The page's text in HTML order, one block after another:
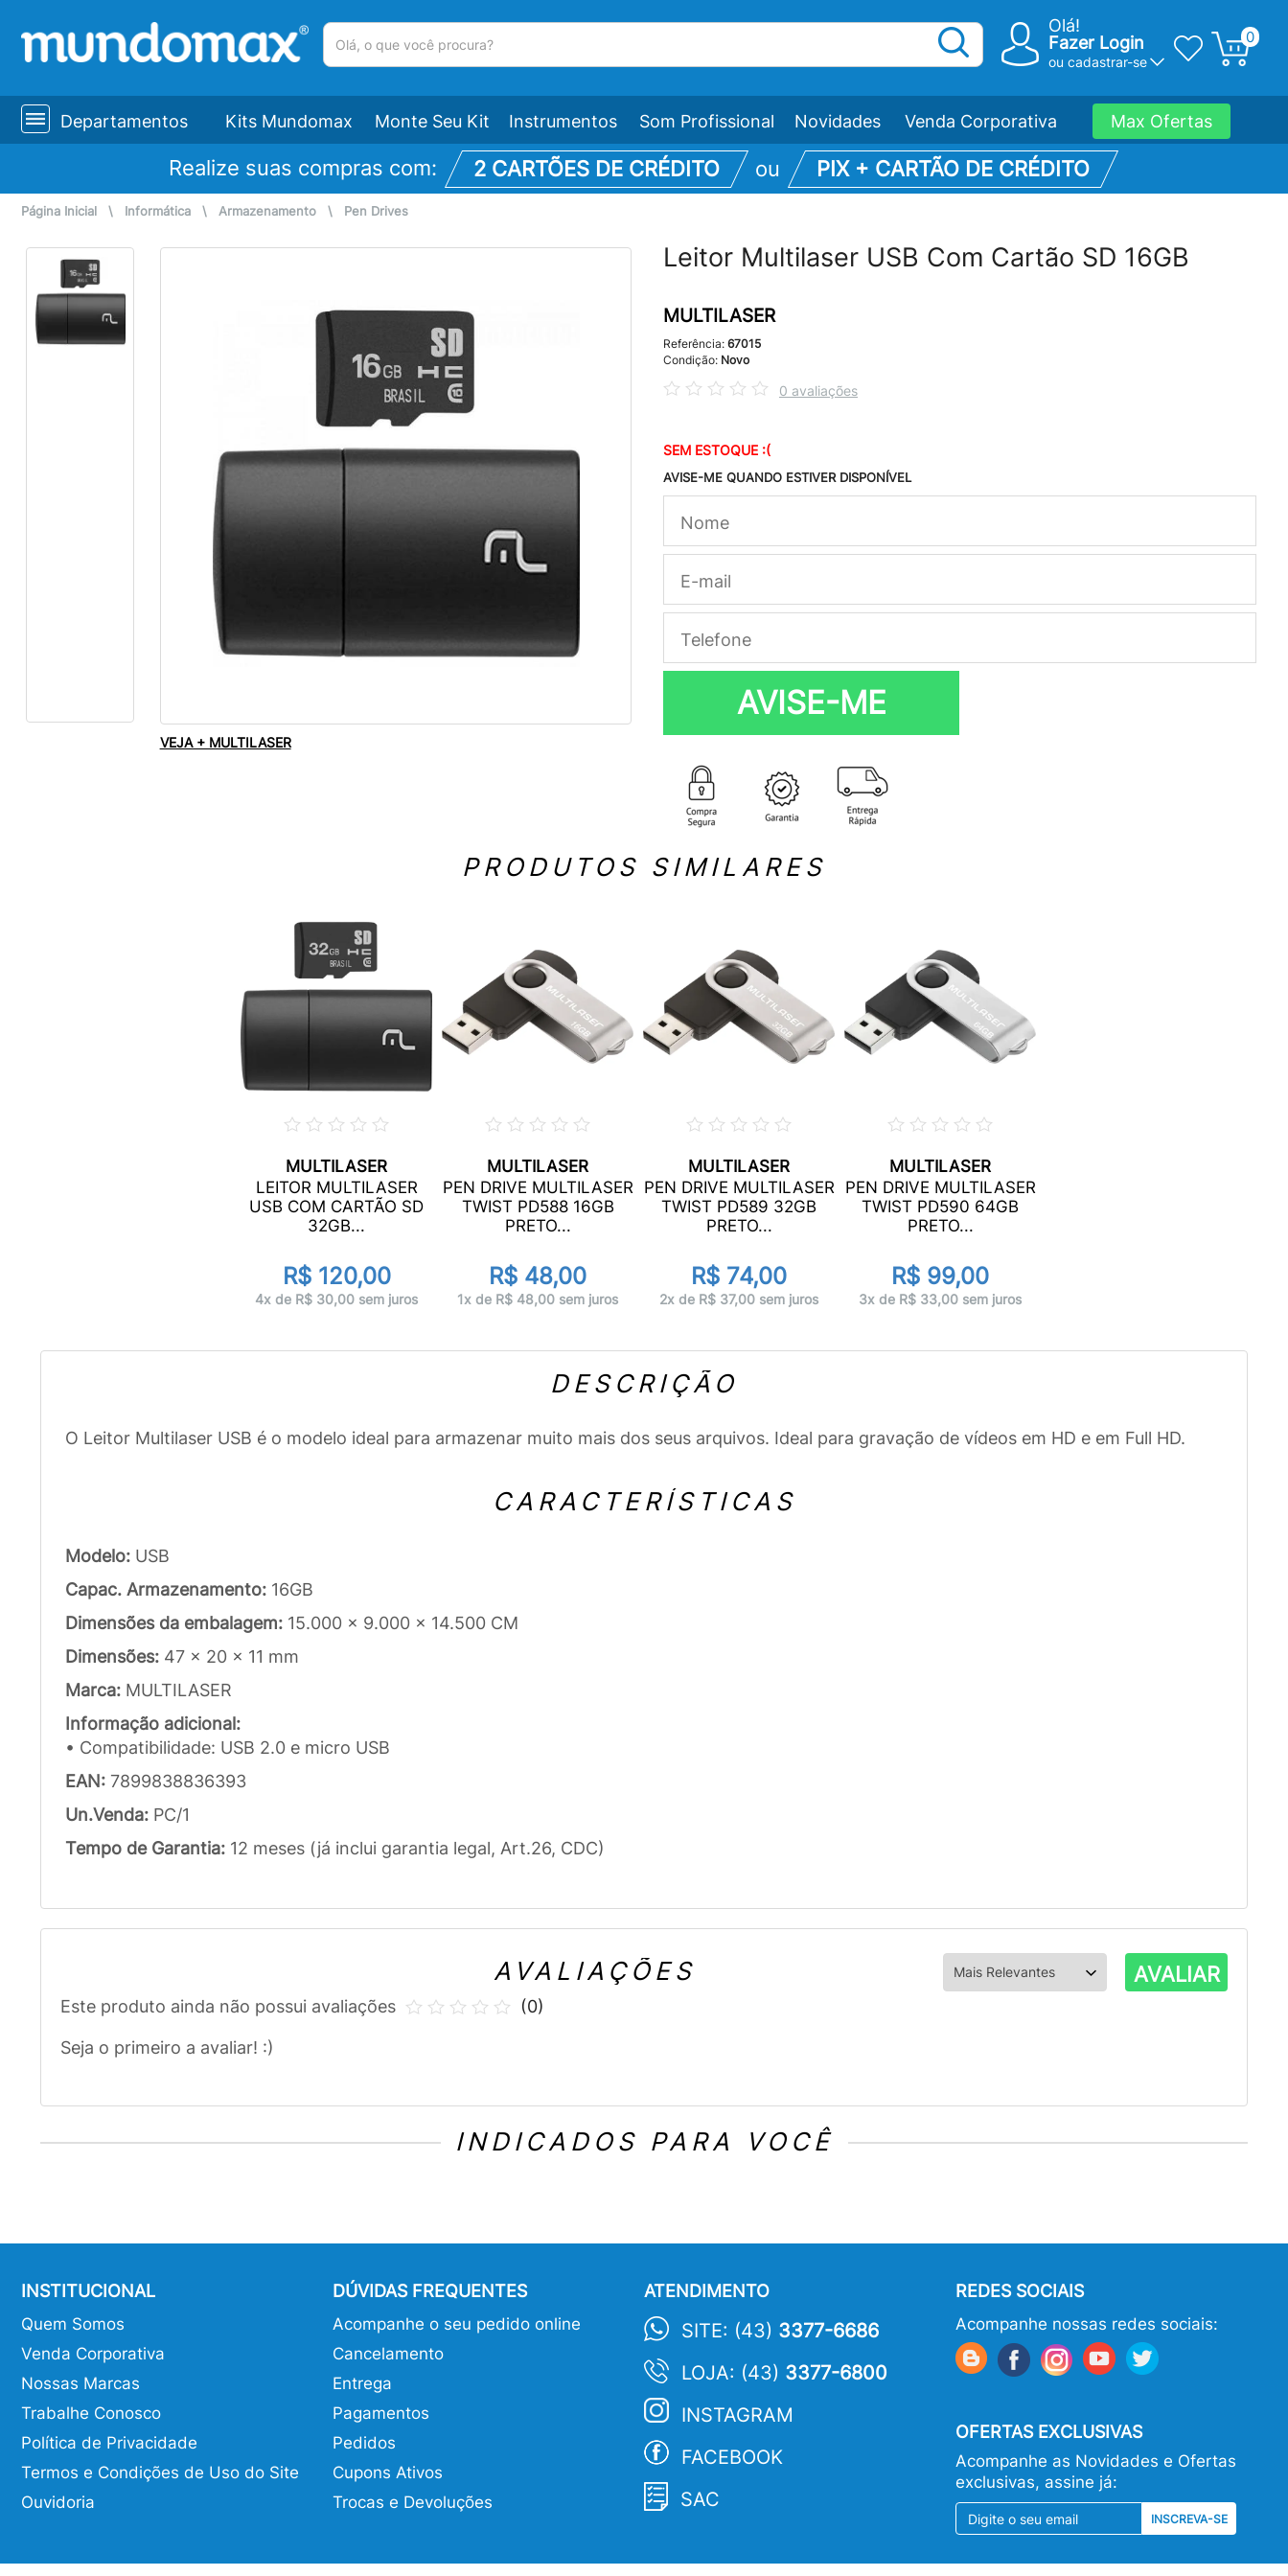
Olá!
Fazer Login
ou cadastrar-se
0
Departamentos Kits Mundomax Monte Seu Kit Instrumentos Som Profissional Novidades Venda Corporativa Max Ofertas
Realize suas compras com: 2 CARTÕES DE CRÉDITO ou PIX + CARTÃO DE CRÉDITO
Página Inicial \ Informática \ Armazenamento \ Pen Drives
VEJA + MULTILASER
Leitor Multilaser USB Com Cartão SD 16GB
MULTILASER
Referência: 67015
Condição: Novo
0 avaliações
SEM ESTOQUE :(
AVISE-ME QUANDO ESTIVER DISPONÍVEL
AVISE-ME
PRODUTOS SIMILARES
MULTILASER
LEITOR MULTILASER
USB COM CARTÃO SD
32GB...
R$ 120,00
4x de R$ 30,00 sem juros
MULTILASER
PEN DRIVE MULTILASER
TWIST PD588 16GB
PRETO...
R$ 48,00
1x de R$ 48,00 sem juros
MULTILASER
PEN DRIVE MULTILASER
TWIST PD589 32GB
PRETO...
R$ 74,00
2x de R$ 37,00 sem juros
MULTILASER
PEN DRIVE MULTILASER
TWIST PD590 64GB
PRETO...
R$ 99,00
3x de R$ 33,00 sem juros
DESCRIÇÃO
O Leitor Multilaser USB é o modelo ideal para armazenar muito mais dos seus arquivos. Ideal para gravação de vídeos em HD e em Full HD.
CARACTERÍSTICAS
Modelo: USB
Capac. Armazenamento: 16GB
Dimensões da embalagem: 15.000 x 9.000 x 14.500 CM
Dimensões: 47 x 20 x 11 mm
Marca: MULTILASER
Informação adicional:
• Compatibilidade: USB 2.0 e micro USB
EAN: 7899838836393
Un.Venda: PC/1
Tempo de Garantia: 12 meses (já inclui garantia legal, Art.26, CDC)
AVALIAÇÕES AVALIAR
Este produto ainda não possui avaliações
Seja o primeiro a avaliar! :)
(0)
INDICADOS PARA VOCÊ
INSTITUCIONAL
Quem Somos
Venda Corporativa
Nossas Marcas
Trabalhe Conosco
Política de Privacidade
Termos e Condições de Uso do Site
Ouvidoria
DÚVIDAS FREQUENTES
Acompanhe o seu pedido online
Cancelamento
Entrega
Pagamentos
Pedidos
Cupons Ativos
Trocas e Devoluções
ATENDIMENTO
SITE: (43) 3377-6686
LOJA: (43) 3377-6800
INSTAGRAM
FACEBOOK
SAC
REDES SOCIAIS
Acompanhe nossas redes sociais:
OFERTAS EXCLUSIVAS
Acompanhe as Novidades e Ofertas
exclusivas, assine já:
INSCREVA-SE